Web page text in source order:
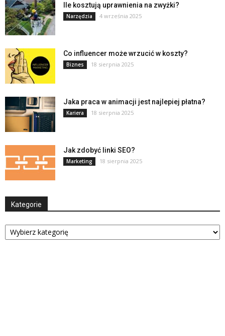
Ile kosztują uprawnienia na zwyżki?
Narzędzia 4 września 2025
Co influencer może wrzucić w koszty?
Biznes 18 sierpnia 2025
Jaka praca w animacji jest najlepiej płatna?
Kariera 18 sierpnia 2025
Jak zdobyć linki SEO?
Marketing 18 sierpnia 2025
Kategorie
Kategorie